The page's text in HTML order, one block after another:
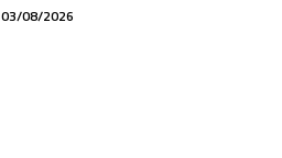
03/08/2026